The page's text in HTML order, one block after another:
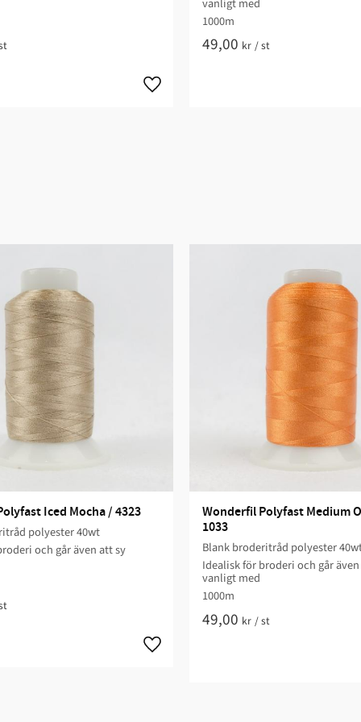
1000m
49,00 kr /st
Iced Mocha / 4323
polyester 40wt
och går även att sy
Wonderfil Polyfast Medium
1033
Blank broderitråd polyester
Idealisk för broderi och går
vanligt med
1000m
49,00 kr /st